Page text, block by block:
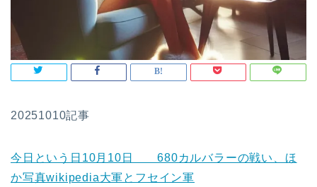
20251010記事
今日という日10月10日 680カルバラーの戦い、ほ
か写真wikipedia大軍とフセイン軍